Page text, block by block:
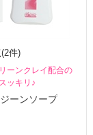
(2件)
ーンクレイ配合の
ッキリ♪
ーンソープ